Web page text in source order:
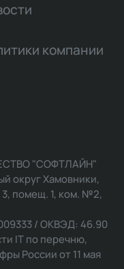
компании
"СОФТЛАЙН"
округ Хамовники,
3, помещ. 1, ком. №2,
/ ОКВЭД: 46.90
IT по перечню,
России от 11 мая